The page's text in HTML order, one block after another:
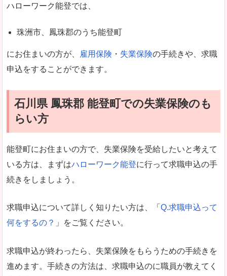
ハローワーク能登では、
珠洲市、鳳珠郡のうち能登町
にお住まいの方が、 雇用保険 ・ 失業保険の手続きや、求職
申込をすることができます。
石川県 鳳珠郡 能登町での失業保険のも
らい方
能登町にお住まいの方で、失業保険を受給したいと考えて
いる方は、まずはハローワーク能登に行って求職申込の手
続きをしましょう。
求職申込について詳しく知りたい方は、「 Q.求職申込って
何をするの？ 」をご覧ください。
求職申込が終わったら、失業保険をもらうための手続きを
進めます。手続きの方法は、求職申込のに職員が教えてく